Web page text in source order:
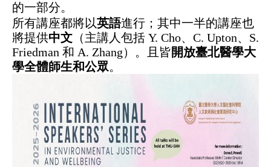
的一部分。
所有講座都將以英語進行；其中一半的講座也
將提供中文 （主講人包括 Y. Cho、 C. Upton、 S.
Friedman 和 A. Zhang）。且皆開放臺北醫學大
學全體師生和公眾。